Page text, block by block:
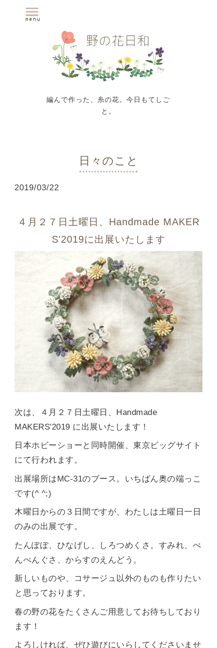
編んで作った、糸の花。今日もてしご
と。
日々のこと
2019/03/22
４月２７日土曜日、Handmade MAKER
S'2019に出展いたします
次は、４月２７日土曜日、Handmade
MAKERS'2019 に出展いたします！
日本ホビーショーと同時開催、東京ビッグサイト
にて行われます。
出展場所はMC-31のブース。いちばん奥の端っこ
です(^ ^;)
木曜日からの３日間ですが、わたしは土曜日一日
のみの出展です。
たんぽぽ、ひなげし、しろつめくさ。すみれ、ぺ
んぺんぐさ、からすのえんどう。
新しいものや、コサージュ以外のものも作りたい
と思っております。
春の野の花をたくさんご用意してお待ちしており
ます！
よろしければ、ぜひ遊びにいらしてくださいませ